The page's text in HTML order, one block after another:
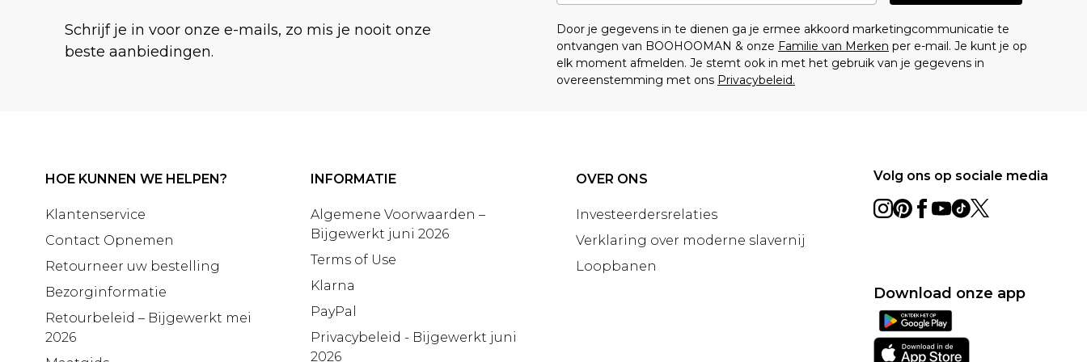
Schrijf je in voor onze e-mails, zo mis je nooit onze
beste aanbiedingen.
Door je gegevens in te dienen ga je ermee akkoord marketingcommunicatie te
ontvangen van BOOHOOMAN & onze Familie van Merken per e-mail. Je kunt je op
elk moment afmelden. Je stemt ook in met het gebruik van je gegevens in
overeenstemming met ons Privacybeleid.
HOE KUNNEN WE HELPEN?
Klantenservice
Contact Opnemen
Retourneer uw bestelling
Bezorginformatie
Retourbeleid – Bijgewerkt mei
2026
INFORMATIE
Algemene Voorwaarden –
Bijgewerkt juni 2026
Terms of Use
Klarna
PayPal
Privacybeleid - Bijgewerkt juni
2026
OVER ONS
Investeerdersrelaties
Verklaring over moderne slavernij
Loopbanen
Volg ons op sociale media
Download onze app